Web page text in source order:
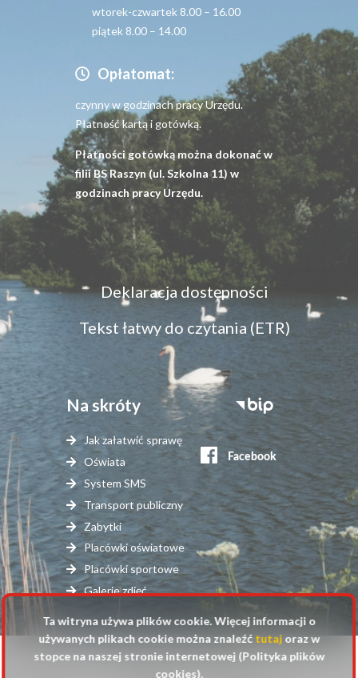
wtorek-czwartek 8.00 – 16.00
piątek 8.00 – 14.00
Opłatomat:
czynny w godzinach pracy Urzędu.
Płatność kartą i gotówką.
Płatności gotówką można dokonać w
filii BS Raszyn (ul. Szkolna 11) w
godzinach pracy Urzędu.
Menu
dostępność
Deklaracja dostępności
Tekst łatwy do czytania (ETR)
Na skróty
Jak załatwić sprawę
Oświata
System SMS
Transport publiczny
Zabytki
Placówki oświatowe
Placówki sportowe
Galerie zdjęć
Stopka
serwisy
zewnętrzne
© 2025 Urząd Gminy Raszyn
Ta witryna używa plików cookie. Więcej informacji o
używanych plikach cookie można znaleźć tutajoraz w
stopce na naszej stronie internetowej (Polityka plików
cookies).